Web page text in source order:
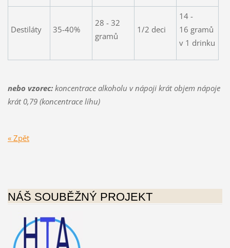
Destiláty 35-40%
28 - 32
gramů
1/2 deci
14 -
16 gramů
v 1 drinku
nebo vzorec: koncentrace alkoholu v nápoji krát objem nápoje
krát 0,79 (koncentrace líhu)
« Zpět
NÁŠ SOUBĚŽNÝ PROJEKT